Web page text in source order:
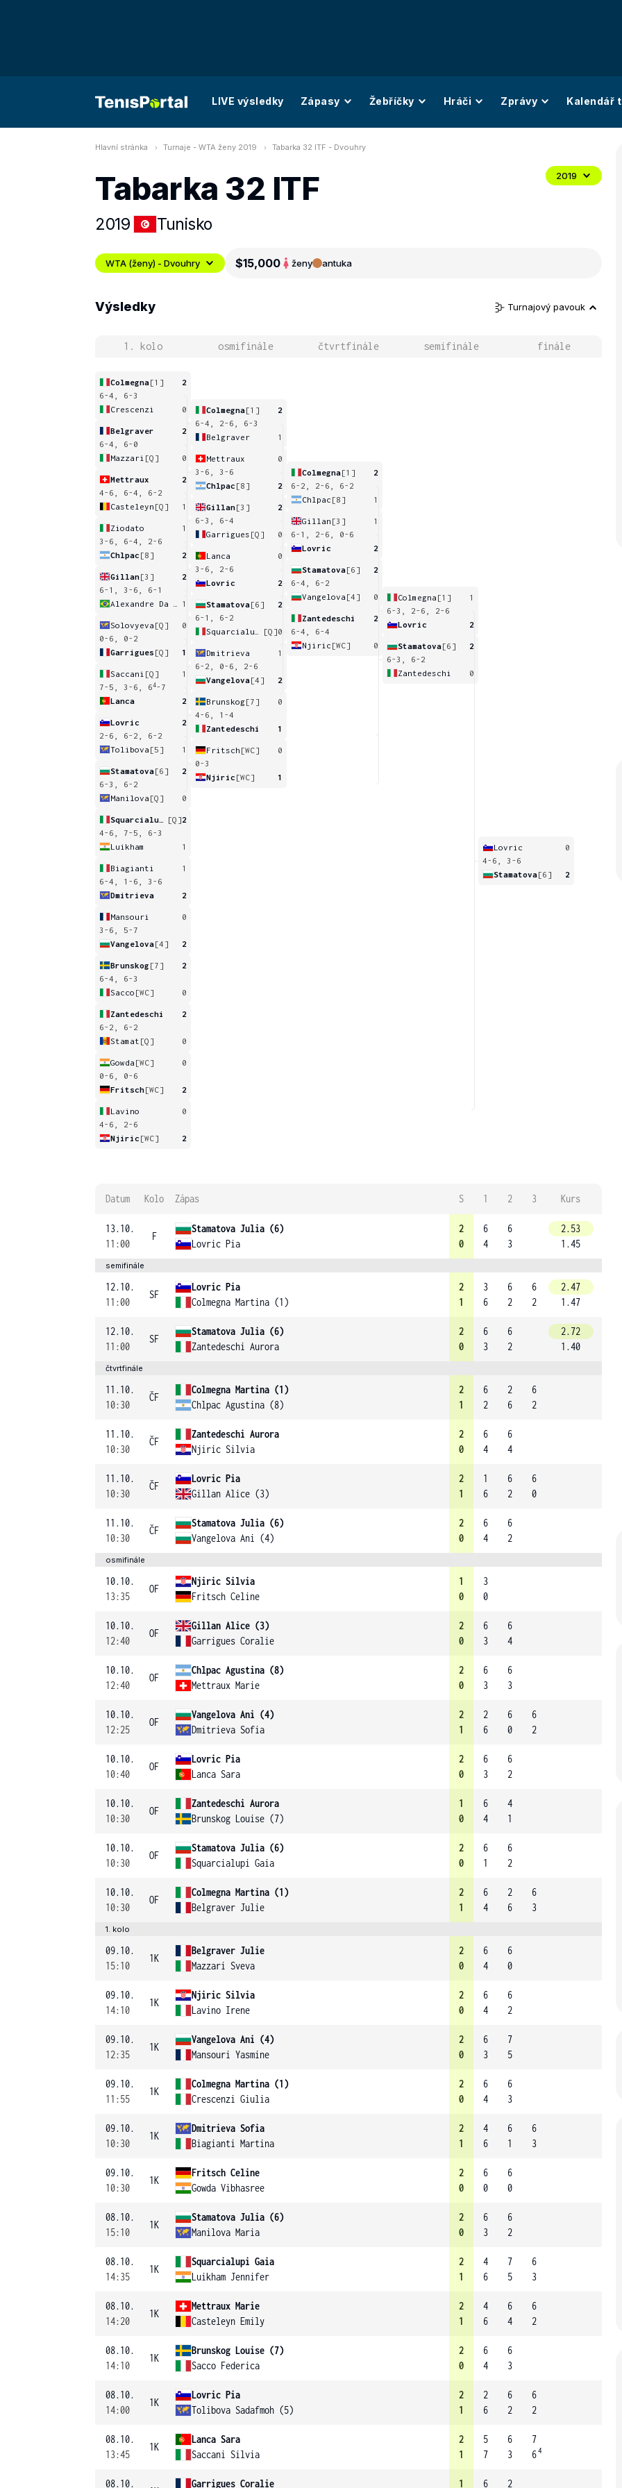
LIVE výsledky Zápasy Žebříčky Hráči Zprávy Kalendář
Hlavní stránka Turnaje - WTA ženy 2019 Tabarka 32 ITF - Dvouhry
Tabarka 32 ITF
2019 Tunisko
2019
WTA (ženy) - Dvouhry $15,000 ženy antuka
Výsledky Turnajový pavouk
1. kolo osmifinále čtvrtfinále semifinále finále
Colmegna[1]
2
6-4, 6-3
Crescenzi
0
Belgraver
2
6-4, 6-0
Mazzari [Q] 0
Mettraux
2
4-6, 6-4, 6-2
Casteleyn [Q] 1
Ziodato
1
3-6, 6-4, 2-6
Chlpac [8] 2
Gillan[3]
2
6-1, 3-6, 6-1
1
Solovyeva [Q]
0
0-6, 0-2
Garrigues [Q] 1
Saccani [Q]
1
7-5, 3-6, 64-7
Lanca
2
Lovric
2
2-6, 6-2, 6-2
Tolibova [5] 1
Stamatova[6]
2
6-3, 6-2
Manilova [Q] 0
[Q]2
4-6, 7-5, 6-3
Luikham
1
Biagianti
1
6-4, 1-6, 3-6
Dmitrieva
2
Mansouri
0
3-6, 5-7
Vangelova[4] 2
Brunskog [7]
2
6-4, 6-3
Sacco [WC] 0
Zantedeschi
2
6-2, 6-2
Stamat [Q] 0
Gowda [WC]
0
0-6, 0-6
Fritsch[WC] 2
Lavino
0
4-6, 2-6
Njiric [WC] 2
Colmegna[1]
2
6-4, 2-6, 6-3
Belgraver
1
Mettraux
0
3-6, 3-6
Chlpac [8] 2
Gillan[3]
2
6-3, 6-4
Garrigues [Q] 0
Lanca
0
3-6, 2-6
Lovric
2
Stamatova[6]
2
6-1, 6-2
[Q]0
Dmitrieva
1
6-2, 0-6, 2-6
Vangelova[4] 2
Brunskog[7]
0
4-6, 1-4
Zantedeschi
1
Fritsch [WC]
0
0-3
Njiric [WC] 1
Colmegna[1]
2
6-2, 2-6, 6-2
Chlpac [8] 1
Gillan [3]
1
6-1, 2-6, 0-6
Lovric
2
Stamatova[6]
2
6-4, 6-2
Vangelova [4] 0
Zantedeschi
2
6-4, 6-4
Njiric [WC] 0
Colmegna [1]
1
6-3, 2-6, 2-6
Lovric
2
Stamatova[6]
2
6-3, 6-2
Zantedeschi
0
Lovric
0
4-6, 3-6
Stamatova[6] 2
Datum Kolo Zápas S 1 2 3 Kurs
13.10.
11:00
F
Stamatova Julia (6)
Lovric Pia
2
0
6
4
6
3
2.53
1.45
semifinále
12.10.
11:00
SF
Lovric Pia
Colmegna Martina (1)
2
1
3
6
6
2
6
2
2.47
1.47
12.10.
11:00
SF
Stamatova Julia (6)
Zantedeschi Aurora
2
0
6
3
6
2
2.72
1.40
čtvrtfinále
11.10.
10:30
ČF
Colmegna Martina (1)
Chlpac Agustina (8)
2
1
6
2
2
6
6
2
11.10.
10:30
ČF
Zantedeschi Aurora
Njiric Silvia
2
0
6
4
6
4
11.10.
10:30
ČF
Lovric Pia
Gillan Alice (3)
2
1
1
6
6
2
6
0
11.10.
10:30
ČF
Stamatova Julia (6)
Vangelova Ani (4)
2
0
6
4
6
2
osmifinále
10.10.
13:35
OF
Njiric Silvia
Fritsch Celine
1
0
3
0
10.10.
12:40
OF
Gillan Alice (3)
Garrigues Coralie
2
0
6
3
6
4
10.10.
12:40
OF
Chlpac Agustina (8)
Mettraux Marie
2
0
6
3
6
3
10.10.
12:25
OF
Vangelova Ani (4)
Dmitrieva Sofia
2
1
2
6
6
0
6
2
10.10.
10:40
OF
Lovric Pia
Lanca Sara
2
0
6
3
6
2
10.10.
10:30
OF
Zantedeschi Aurora
Brunskog Louise (7)
1
0
6
4
4
1
10.10.
10:30
OF
Stamatova Julia (6)
Squarcialupi Gaia
2
0
6
1
6
2
10.10.
10:30
OF
Colmegna Martina (1)
Belgraver Julie
2
1
6
4
2
6
6
3
1. kolo
09.10.
15:10
1K
Belgraver Julie
Mazzari Sveva
2
0
6
4
6
0
09.10.
14:10
1K
Njiric Silvia
Lavino Irene
2
0
6
4
6
2
09.10.
12:35
1K
Vangelova Ani (4)
Mansouri Yasmine
2
0
6
3
7
5
09.10.
11:55
1K
Colmegna Martina (1)
Crescenzi Giulia
2
0
6
4
6
3
09.10.
10:30
1K
Dmitrieva Sofia
Biagianti Martina
2
1
4
6
6
1
6
3
09.10.
10:30
1K
Fritsch Celine
Gowda Vibhasree
2
0
6
0
6
0
08.10.
15:10
1K
Stamatova Julia (6)
Manilova Maria
2
0
6
3
6
2
08.10.
14:35
1K
Squarcialupi Gaia
Luikham Jennifer
2
1
4
6
7
5
6
3
08.10.
14:20
1K
Mettraux Marie
Casteleyn Emily
2
1
4
6
6
4
6
2
08.10.
14:10
1K
Brunskog Louise (7)
Sacco Federica
2
0
6
4
6
3
08.10.
14:00
1K
Lovric Pia
Tolibova Sadafmoh (5)
2
1
2
6
6
2
6
2
08.10.
13:45
1K
Lanca Sara
Saccani Silvia
2
1
5
7
6
3
7
64
08.10. Garrigues Coralie 1 6 2